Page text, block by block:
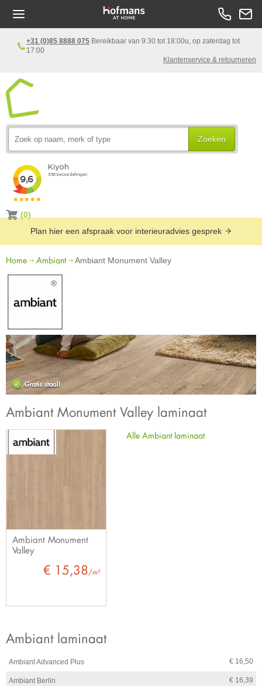
+31 (0)85 8888 075 Bereikbaar van 9:30 tot 18:00u, op zaterdag tot
17:00
Klantenservice & retourneren
Zoeken
(0)
Plan hier een afspraak voor interieuradvies gesprek
Home Ambiant Ambiant Monument Valley
Ambiant Monument Valley laminaat
Ambiant Monument
Valley
€ 15,38/m²
Alle Ambiant laminaat
Ambiant laminaat
Ambiant Advanced Plus € 16,50
Ambiant Berlin € 16,39